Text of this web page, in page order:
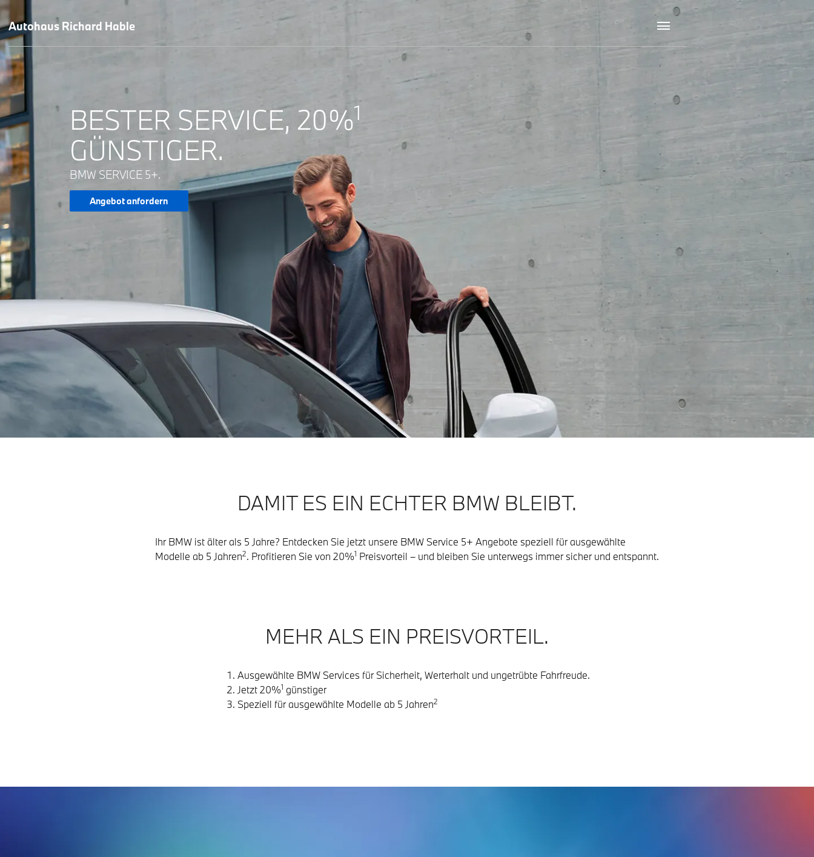
Autohaus Richard Hable
BESTER SERVICE, 20%1
GÜNSTIGER.
BMW SERVICE 5+.
Angebot anfordern
DAMIT ES EIN ECHTER BMW BLEIBT.
Ihr BMW ist älter als 5 Jahre? Entdecken Sie jetzt unsere BMW Service 5+ Angebote speziell für ausgewählte
Modelle ab 5 Jahren2. Profitieren Sie von 20%1 Preisvorteil – und bleiben Sie unterwegs immer sicher und entspannt.
MEHR ALS EIN PREISVORTEIL.
Ausgewählte BMW Services für Sicherheit, Werterhalt und ungetrübte Fahrfreude.
Jetzt 20%1 günstiger
Speziell für ausgewählte Modelle ab 5 Jahren2